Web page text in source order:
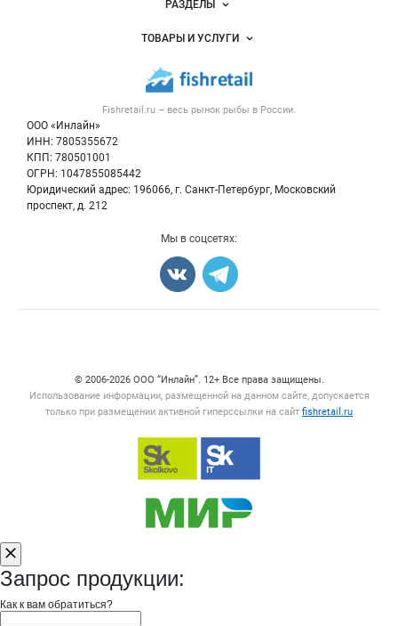
Fishretail.ru – весь рынок рыбы в России.
ООО «Инлайн»
ИНН: 7805355672
КПП: 780501001
ОГРН: 1047855085442
Юридический адрес: 196066, г. Санкт-Петербург, Московский
проспект, д. 212
Размещение рекламы
Публичная оферта
Контактная информация
Политика обработки персональных данных
РАЗДЕЛЫ
Объявления
Новости рынка
Блог
ТОВАРЫ И УСЛУГИ
Рыба
Икра
Мы в соцсетях:
© 2006‑2026 ООО “Инлайн”. 12+ Все права защищены.
Использование информации, размещенной на данном сайте, допускается
только при размещении активной гиперссылки на сайт fishretail.ru
Запрос продукции:
Как к вам обратиться?